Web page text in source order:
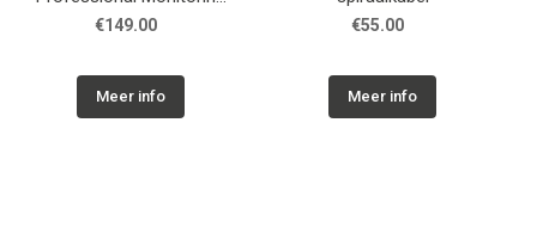
B-stock
Pro Gear Lease
Headphone
€149.00
Meer info
€55.00
Meer info